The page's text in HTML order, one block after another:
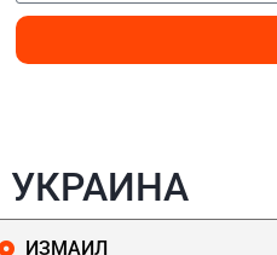
ИЗМАИЛ